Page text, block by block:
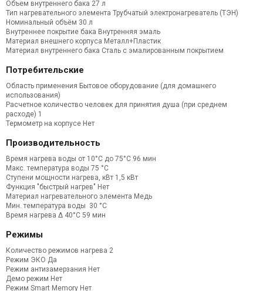
Объем внутреннего бака 27 л
Тип нагревательного элемента Трубчатый электронагреватель (ТЭН)
Номинальный объём 30 л
Внутреннее покрытие бака Внутренняя эмаль
Материал внешнего корпуса Металл+Пластик
Материал внутреннего бака Сталь с эмалированным покрытием
Потребительские
Область применения Бытовое оборудование (для домашнего
использования)
Расчетное количество человек для принятия душа (при среднем
расходе) 1
Термометр на корпусе Нет
Производительность
Время нагрева воды от 10°С до 75°С 96 мин
Макс. температура воды 75 °С
Ступени мощности нагрева, кВт 1,5 кВт
Функция "быстрый нагрев" Нет
Материал нагревательного элемента Медь
Мин. температура воды 30 °С
Время нагрева Δ 40°С 59 мин
Режимы
Количество режимов нагрева 2
Режим ЭКО Да
Режим антизамерзания Нет
Демо режим Нет
Режим Smart Memory Нет